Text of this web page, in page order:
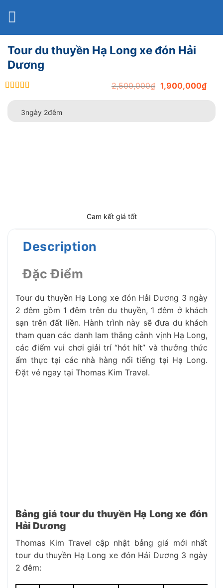
Tour du thuyền Hạ Long xe đón Hải
Dương
2,500,000₫ Original
1,900,000₫
3ngày 2đêm
Cam kết giá tốt
Description
Đặc Điểm
Tour du thuyền Hạ Long xe đón Hải Dương 3 ngày
2 đêm gồm 1 đêm trên du thuyền, 1 đêm ở khách
sạn trên đất liền. Hành trình này sẽ đưa du khách
tham quan các danh lam thắng cảnh vịnh Hạ Long,
các điểm vui chơi giải trí “hót hít” và thưởng thức
ẩm thực tại các nhà hàng nổi tiếng tại Hạ Long.
Đặt vé ngay tại Thomas Kim Travel.
Bảng giá tour du thuyền Hạ Long xe đón
Hải Dương
Thomas Kim Travel cập nhật bảng giá mới nhất
tour du thuyền Hạ Long xe đón Hải Dương 3 ngày
2 đêm: